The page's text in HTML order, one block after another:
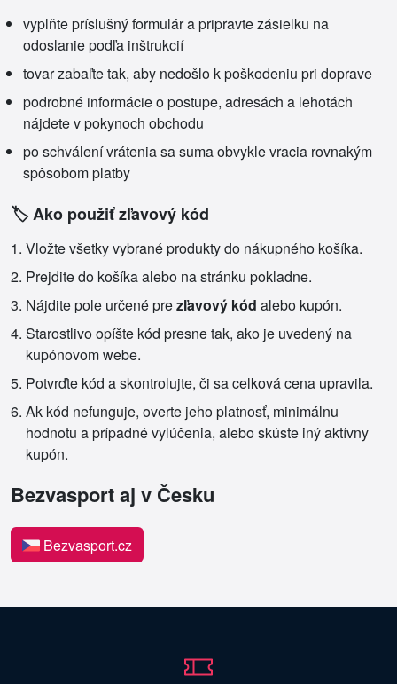
vyplňte príslušný formulár a pripravte zásielku na
odoslanie podľa inštrukcií
tovar zabaľte tak, aby nedošlo k poškodeniu pri doprave
podrobné informácie o postupe, adresách a lehotách
nájdete v pokynoch obchodu
po schválení vrátenia sa suma obvykle vracia rovnakým
spôsobom platby
🏷️ Ako použiť zľavový kód
Vložte všetky vybrané produkty do nákupného košíka.
Prejdite do košíka alebo na stránku pokladne.
Nájdite pole určené prezľavový kód alebo kupón.
Starostlivo opíšte kód presne tak, ako je uvedený na
kupónovom webe.
Potvrďte kód a skontrolujte, či sa celková cena upravila.
Ak kód nefunguje, overte jeho platnosť, minimálnu
hodnotu a prípadné vylúčenia, alebo skúste iný aktívny
kupón.
Bezvasport aj v Česku
Bezvasport.cz